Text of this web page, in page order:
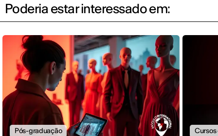
Poderia estar interessado em:
Pós-graduação Cursos